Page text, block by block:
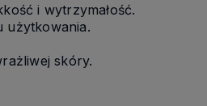
i wytrzymałość.
użytkowania.
skóry.